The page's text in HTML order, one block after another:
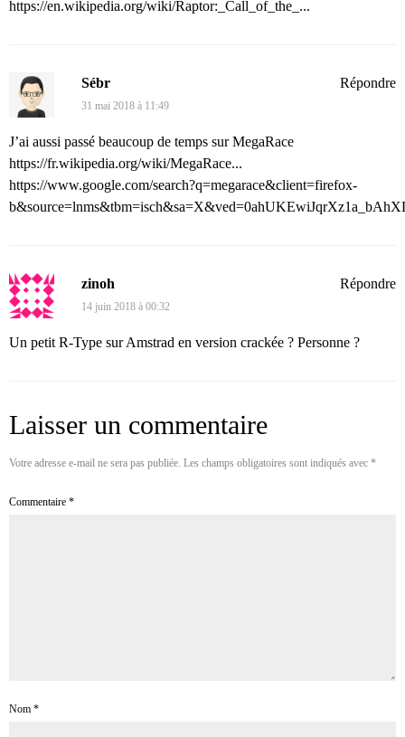
https://en.wikipedia.org/wiki/Raptor:_Call_of_the_...
Sébr
31 mai 2018 à 11:49
J’ai aussi passé beaucoup de temps sur MegaRace
https://fr.wikipedia.org/wiki/MegaRace...
https://www.google.com/search?q=megarace&client=firefox-
Répondre
zinoh
14 juin 2018 à 00:32
Un petit R-Type sur Amstrad en version crackée ? Personne ?
Répondre
Laisser un commentaire
Votre adresse e-mail ne sera pas publiée. Les champs obligatoires sont indiqués avec *
Commentaire *
Nom *